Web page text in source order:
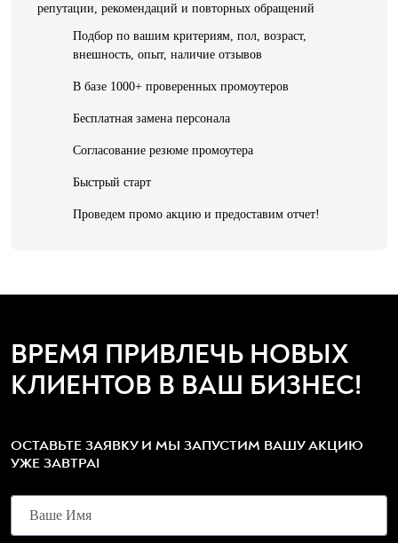
репутации, рекомендаций и повторных обращений
Подбор по вашим критериям, пол, возраст,
внешность, опыт, наличие отзывов
В базе 1000+ проверенных промоутеров
Бесплатная замена персонала
Согласование резюме промоутера
Быстрый старт
Проведем промо акцию и предоставим отчет!
ВРЕМЯ ПРИВЛЕЧЬ НОВЫХ
КЛИЕНТОВ В ВАШ БИЗНЕС!
ОСТАВЬТЕ ЗАЯВКУ И МЫ ЗАПУСТИМ ВАШУ АКЦИЮ
УЖЕ ЗАВТРА!